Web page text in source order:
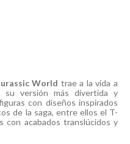
World trae a la vida a
su versión más divertida y
con diseños inspirados
de la saga, entre ellos el T-
con acabados translúcidos y